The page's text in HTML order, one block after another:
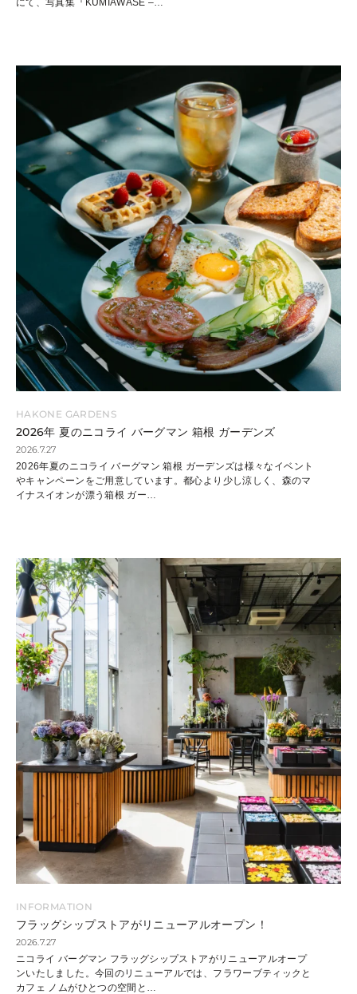
HAKONE GARDENS
2026年 夏のニコライ バーグマン 箱根 ガーデンズ
2026.7.27
2026年夏のニコライ バーグマン 箱根 ガーデンズは様々なイベント
やキャンペーンをご用意しています。都心より少し涼しく、森のマ
イナスイオンが漂う箱根 ガー
INFORMATION
フラッグシップストアがリニューアルオープン！
2026.7.27
ニコライ バーグマン フラッグシップストアがリニューアルオープ
ンいたしました。今回のリニューアルでは、フラワーブティックと
カフェ ノムがひとつの空間と